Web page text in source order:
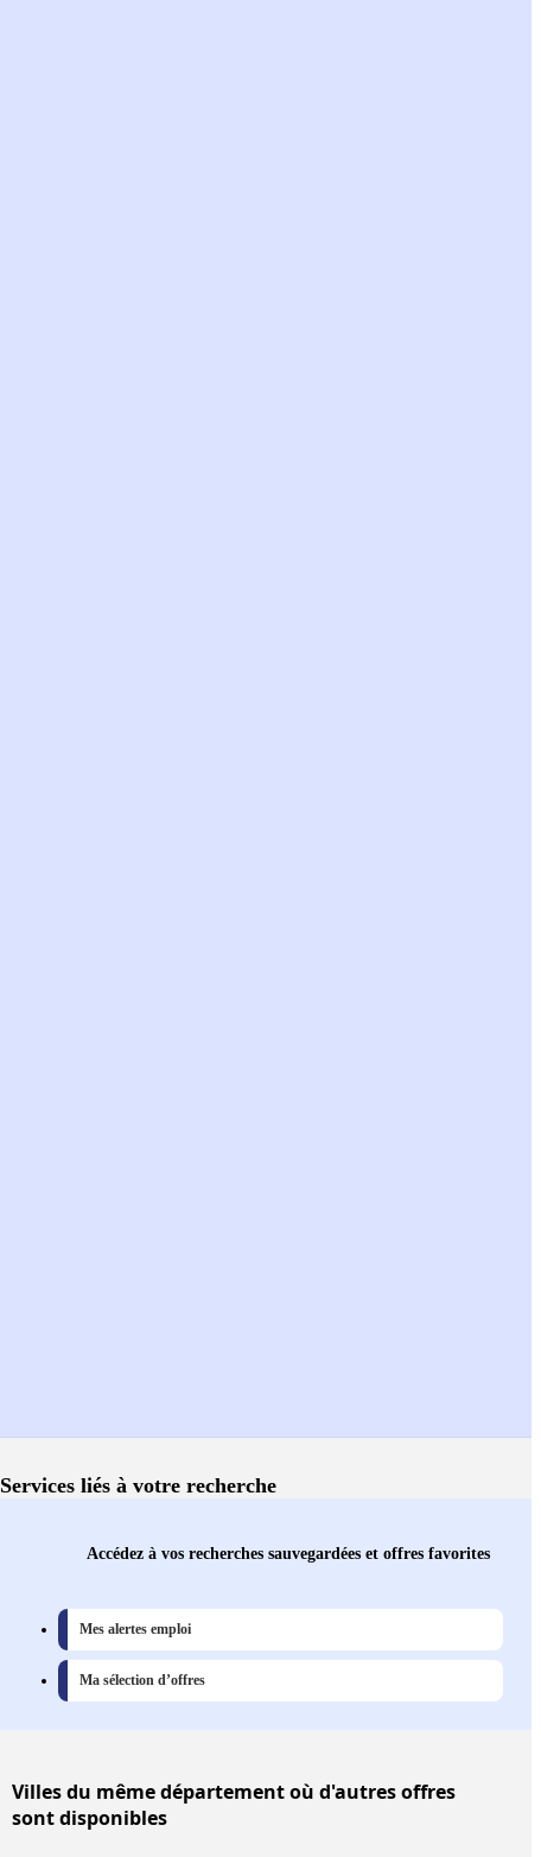
Services liés à votre recherche
Accédez à vos recherches sauvegardées et offres favorites
Mes alertes emploi
Ma sélection d’offres
Villesdu même département où d'autres offres
sont disponibles